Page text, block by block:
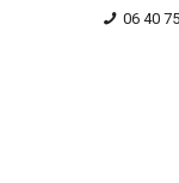
06 40